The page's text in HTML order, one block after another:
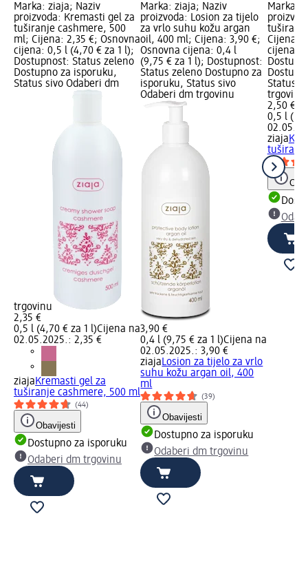
Marka: ziaja; Naziv
proizvoda: Kremasti gel za
tuširanje cashmere, 500
ml; Cijena: 2,35 €; Osnovna
cijena: 0,5 l (4,70 € za 1 l);
Dostupnost: Status zeleno
Dostupno za isporuku,
Status sivo Odaberi dm
trgovinu
2,35 €
0,5 l (4,70 € za 1 l)Cijena na
02.05.2025.: 2,35 €
ziajaKremasti gel za
tuširanje cashmere, 500 ml
(44)
Obavijesti
Dostupno za isporuku
Odaberi dm trgovinu
Marka: ziaja; Naziv
proizvoda: Losion za tijelo
za vrlo suhu kožu argan
oil, 400 ml; Cijena: 3,90 €;
Osnovna cijena: 0,4 l
(9,75 € za 1 l); Dostupnost:
Status zeleno Dostupno za
isporuku, Status sivo
Odaberi dm trgovinu
3,90 €
0,4 l (9,75 € za 1 l)Cijena na
02.05.2025.: 3,90 €
ziajaLosion za tijelo za vrlo
suhu kožu argan oil, 400
ml
(39)
Obavijesti
Dostupno za isporuku
Odaberi dm trgovinu
Marka:
Cijena:
cijena:
Status
trgovinu
2,50 €
0,5 l
ziaja